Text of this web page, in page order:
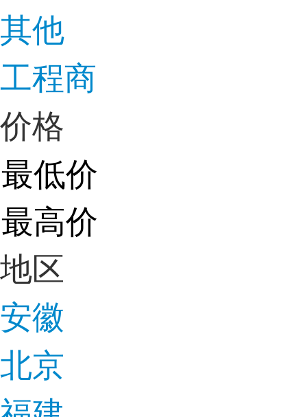
其他
工程商
价格
地区
安徽
北京